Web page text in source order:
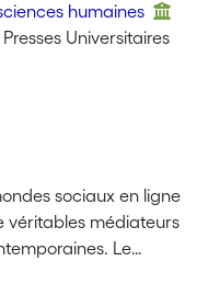
humaines
Universitaires
sociaux en ligne
véritables médiateurs
Le
est le fruit de quatre